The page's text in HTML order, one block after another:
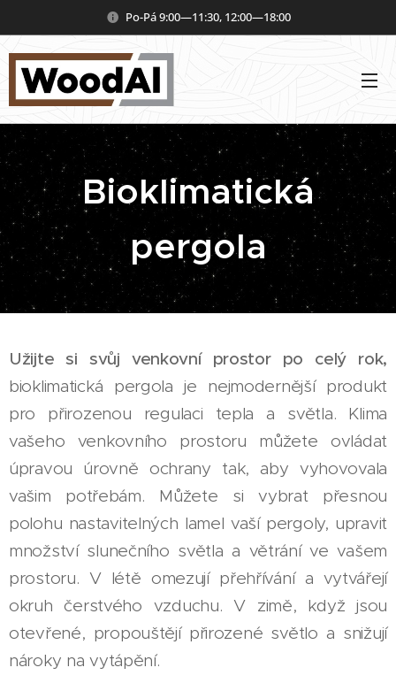
Po-Pá 9:00—11:30, 12:00—18:00
Bioklimatická
pergola
Užijte si svůj venkovní prostor po celý rok,
bioklimatická pergola je nejmodernější produkt
pro přirozenou regulaci tepla a světla. Klima
vašeho venkovního prostoru můžete ovládat
úpravou úrovně ochrany tak, aby vyhovovala
vašim potřebám. Můžete si vybrat přesnou
polohu nastavitelných lamel vaší pergoly, upravit
množství slunečního světla a větrání ve vašem
prostoru. V létě omezují přehřívání a vytvářejí
okruh čerstvého vzduchu. V zimě, když jsou
otevřené, propouštějí přirozené světlo a snižují
nároky na vytápění.